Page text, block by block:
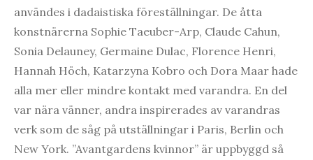
användes i dadaistiska föreställningar. De åtta
konstnärerna Sophie Taeuber-Arp, Claude Cahun,
Sonia Delauney, Germaine Dulac, Florence Henri,
Hannah Höch, Katarzyna Kobro och Dora Maar hade
alla mer eller mindre kontakt med varandra. En del
var nära vänner, andra inspirerades av varandras
verk som de såg på utställningar i Paris, Berlin och
New York. ”Avantgardens kvinnor” är uppbyggd så